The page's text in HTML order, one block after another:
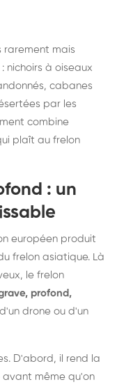
rarement mais
nichoirs à oiseaux
cabanes
par les
combine
plaît au frelon
: un
européen produit
frelon asiatique. Là
le frelon
profond,
drone ou d'un
D'abord, il rend la
même qu'on